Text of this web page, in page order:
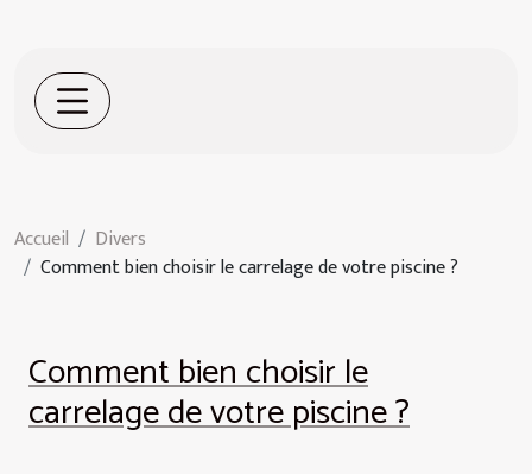
Accueil
Divers
Comment bien choisir le carrelage de votre piscine ?
Comment bien choisir le
carrelage de votre piscine ?